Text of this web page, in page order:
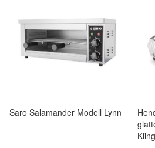
Saro Salamander Modell Lynn